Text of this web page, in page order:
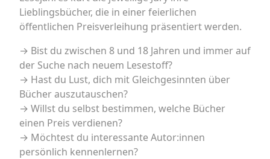
Lieblingsbücher, die in einer feierlichen
öffentlichen Preisverleihung präsentiert werden.
→ Bist du zwischen 8 und 18 Jahren und immer auf
der Suche nach neuem Lesestoff?
→ Hast du Lust, dich mit Gleichgesinnten über
Bücher auszutauschen?
→ Willst du selbst bestimmen, welche Bücher
einen Preis verdienen?
→ Möchtest du interessante Autor:innen
persönlich kennenlernen?